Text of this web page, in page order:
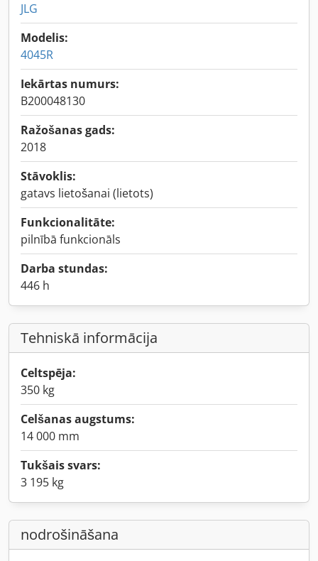
JLG
Modelis:
4045R
Iekārtas numurs:
B200048130
Ražošanas gads:
2018
Stāvoklis:
gatavs lietošanai (lietots)
Funkcionalitāte:
pilnībā funkcionāls
Darba stundas:
446 h
Tehniskā informācija
Celtspēja:
350 kg
Celšanas augstums:
14 000 mm
Tukšais svars:
3 195 kg
nodrošināšana